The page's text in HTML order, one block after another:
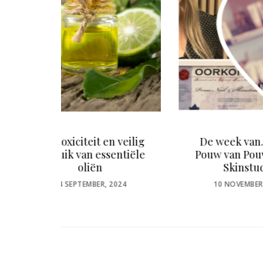
De week van… Jessie
Pouw van Pouw Nail &
POSTED
10 NOVEMBER, 2020 5